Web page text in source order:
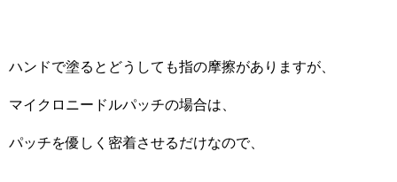
ハンドで塗るとどうしても指の摩擦がありますが、
マイクロニードルパッチの場合は、
パッチを優しく密着させるだけなので、